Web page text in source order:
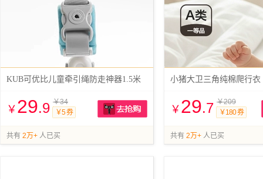
KUB可优比儿童牵引绳防走神器1.5米
￥ 29.9 ￥34
￥5 券
共有 2万+ 人已买
小猪大卫三角纯棉爬行衣
￥ 29.7 ￥209
￥180 券
共有 2万+ 人已买